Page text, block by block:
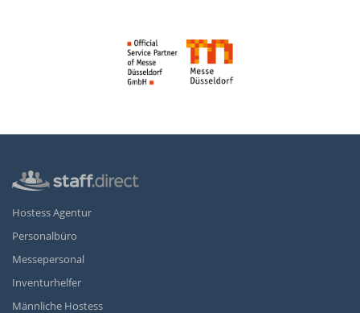
Hostess Agentur
Personalbüro
Messepersonal
Inventurhelfer
Männliche Hostess